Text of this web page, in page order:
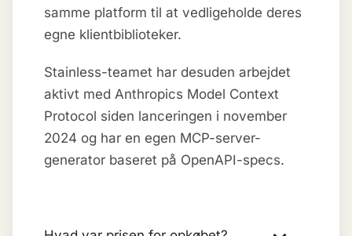
samme platform til at vedligeholde deres
egne klientbiblioteker.
Stainless-teamet har desuden arbejdet
aktivt med Anthropics Model Context
Protocol siden lanceringen i november
2024 og har en egen MCP-server-
generator baseret på OpenAPI-specs.